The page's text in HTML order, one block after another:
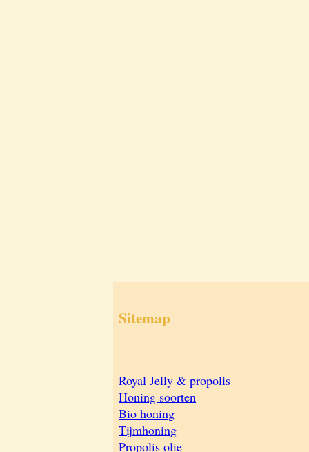
Sitemap
Royal Jelly & propolis
Honing soorten
Bio honing
Tijmhoning
Propolis olie